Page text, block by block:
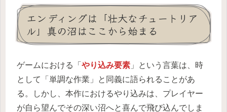
エンディングは「壮大なチュートリア
ル」真の沼はここから始まる
ゲームにおける「 やり込み要素 」という言葉は、時
として「単調な作業」と同義に語られることがあ
る。しかし、本作におけるやり込みは、プレイヤー
が自ら望んでその深い沼へと喜んで飛び込んでしま